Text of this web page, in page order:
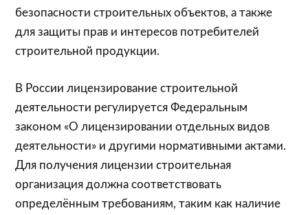
безопасности строительных объектов, а также
для защиты прав и интересов потребителей
строительной продукции.
В России лицензирование строительной
деятельности регулируется Федеральным
законом «О лицензировании отдельных видов
деятельности» и другими нормативными актами.
Для получения лицензии строительная
организация должна соответствовать
определённым требованиям, таким как наличие